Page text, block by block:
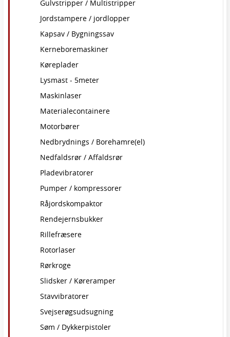
Gulvstripper / Multistripper
Jordstampere / jordlopper
Kapsav / Bygningssav
Kerneboremaskiner
Køreplader
Lysmast - 5meter
Maskinlaser
Materialecontainere
Motorbører
Nedbrydnings / Borehamre(el)
Nedfaldsrør / Affaldsrør
Pladevibratorer
Pumper / kompressorer
Råjordskompaktor
Rendejernsbukker
Rillefræsere
Rotorlaser
Rørkroge
Slidsker / Køreramper
Stavvibratorer
Svejserøgsudsugning
Søm / Dykkerpistoler